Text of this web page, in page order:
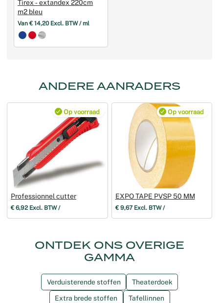
Tirex ‑ extandex 220cm
m2 bleu
Van € 14,20 Excl. BTW / ml
ANDERE AANRADERS
Op voorraad
Professionnel cutter
€ 6,92 Excl. BTW /
Op voorraad
EXPO TAPE PVSP 50 MM
€ 9,67 Excl. BTW /
ONTDEK ONS OVERIGE
GAMMA
Verduisterende stoffen Theaterdoek
Extra brede stoffen Tafellinnen